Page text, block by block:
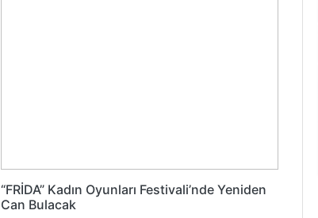
“FRİDA” Kadın Oyunları Festivali’nde Yeniden
Can Bulacak